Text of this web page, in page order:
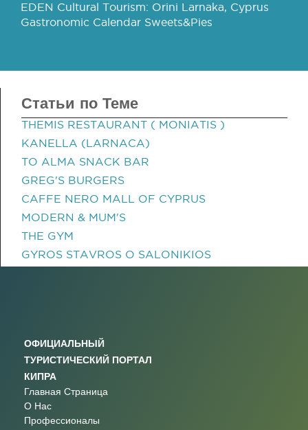
EDEN Cultural Tourism: Orini Larnaka, Cyprus
Gastronomic Calendar Sweets&Pies
Статьи по Теме
THEMIS RESTAURANT ( MONIATIS )
KANELLA (LARNACA)
TO ALMA SNACK BAR
GREG'S BURGERS
CAFFE NERO MALL OF CYPRUS
MODERN & MUM'S
THE GYM
GYROS STAVROS O SALONIKIOS
ОФИЦИАЛЬНЫЙ
ТУРИСТИЧЕСКИЙ ПОРТАЛ
КИПРА
Главная Страница
О Нас
Профессионалы